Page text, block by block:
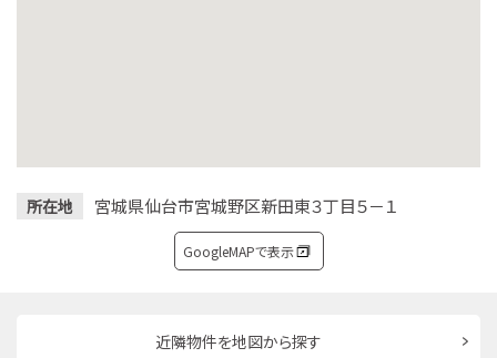
所在地 宮城県仙台市宮城野区新田東３丁目５－１
GoogleMAPで表示
近隣物件を地図から探す